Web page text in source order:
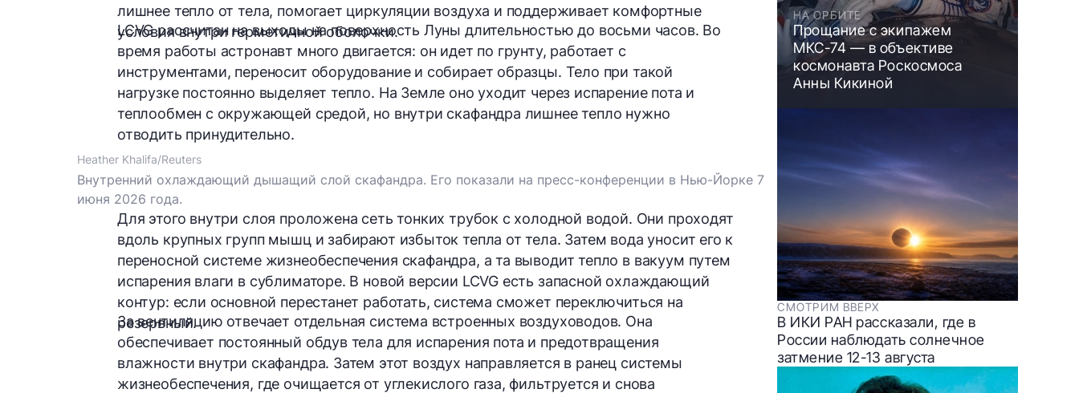
лишнее тепло от тела, помогает циркуляции воздуха и поддерживает комфортные
условия внутри герметичной оболочки.
LCVG рассчитан на выходы на поверхность Луны длительностью до восьми часов. Во
время работы астронавт много двигается: он идет по грунту, работает с
инструментами, переносит оборудование и собирает образцы. Тело при такой
нагрузке постоянно выделяет тепло. На Земле оно уходит через испарение пота и
теплообмен с окружающей средой, но внутри скафандра лишнее тепло нужно
отводить принудительно.
Heather Khalifa/Reuters
Внутренний охлаждающий дышащий слой скафандра. Его показали на пресс-конференции в Нью-Йорке 7
июня 2026 года.
Для этого внутри слоя проложена сеть тонких трубок с холодной водой. Они проходят
вдоль крупных групп мышц и забирают избыток тепла от тела. Затем вода уносит его к
переносной системе жизнеобеспечения скафандра, а та выводит тепло в вакуум путем
испарения влаги в сублиматоре. В новой версии LCVG есть запасной охлаждающий
контур: если основной перестанет работать, система сможет переключиться на
резервный.
За вентиляцию отвечает отдельная система встроенных воздуховодов. Она
обеспечивает постоянный обдув тела для испарения пота и предотвращения
влажности внутри скафандра. Затем этот воздух направляется в ранец системы
жизнеобеспечения, где очищается от углекислого газа, фильтруется и снова
НА ОРБИТЕ
Прощание с экипажем
МКС-74 — в объективе
космонавта Роскосмоса
Анны Кикиной
СМОТРИМ ВВЕРХ
В ИКИ РАН рассказали, где в
России наблюдать солнечное
затмение 12-13 августа